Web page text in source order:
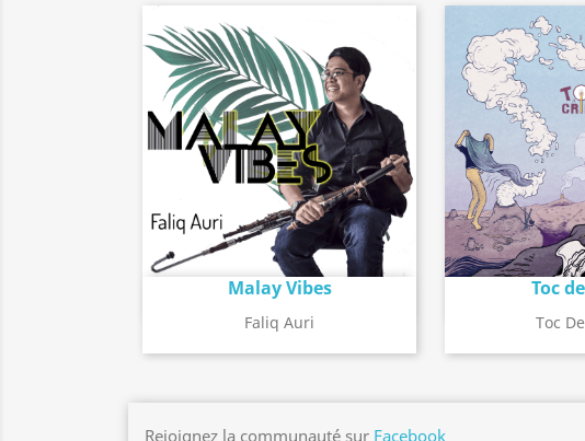
Malay Vibes
Faliq Auri
Détail de l'album Toc
Toc
Détail
Rejoignez la communauté sur Facebook